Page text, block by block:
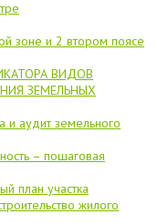
зоне и 2 втором поясе
ВИДОВ
ЗЕМЕЛЬНЫХ
и аудит земельного
– пошаговая
план участка
жилого